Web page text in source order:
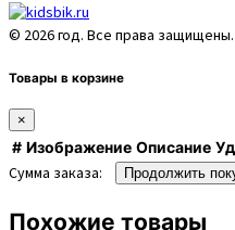
© 2026 год. Все права защищены.
Товары в корзине
×
# Изображение Описание
Сумма заказа: Продолжить
Похожие товары